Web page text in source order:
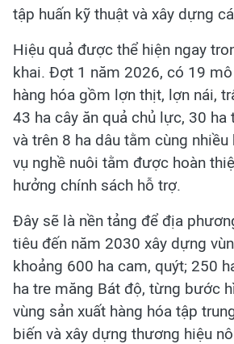
tập huấn kỹ thuật và xây dựng
Hiệu quả được thể hiện ngay
khai. Đợt 1 năm 2026, có 19
hàng hóa gồm lợn thịt, lợn nái,
43 ha cây ăn quả chủ lực, 30 ha
và trên 8 ha dâu tằm cùng
vụ nghề nuôi tằm được hoàn
hưởng chính sách hỗ trợ.
Đây sẽ là nền tảng để địa
tiêu đến năm 2030 xây dựng
khoảng 600 ha cam, quýt; 250
ha tre măng Bát độ, từng bước
vùng sản xuất hàng hóa tập
biến và xây dựng thương hiệu